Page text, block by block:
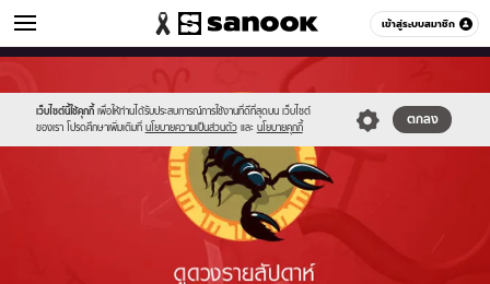
เข้าสู่ระบบสมาชิก
ดูดวง หมวดอื่นๆ
เว็บไซต์นี้ใช้คุกกี้ เพื่อให้ท่านได้รับประสบการณ์การใช้งานที่ดีที่สุดบน เว็บไซต์
ของเรา โปรดศึกษาเพิ่มเติมที่ นโยบายความเป็นส่วนตัว และ นโยบายคุกกี้
ตกลง
new-
sanook.png
//s.isanook.com/ho/0/ud/fxd/week/08_scorpio.jpg